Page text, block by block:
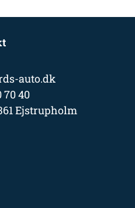
auto.dk
70 40
Ejstrupholm